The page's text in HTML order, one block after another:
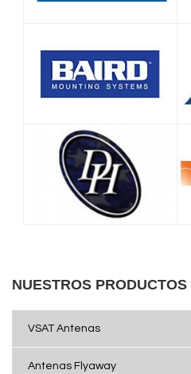
NUESTROS PRODUCTOS
VSAT Antenas
Antenas Flyaway